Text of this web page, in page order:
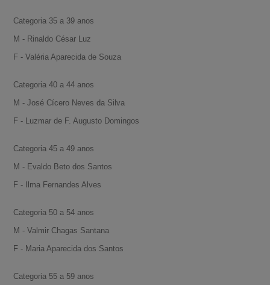
Categoria 35 a 39 anos
M - Rinaldo César Luz
F - Valéria Aparecida de Souza
Categoria 40 a 44 anos
M - José Cícero Neves da Silva
F - Luzmar de F. Augusto Domingos
Categoria 45 a 49 anos
M - Evaldo Beto dos Santos
F - Ilma Fernandes Alves
Categoria 50 a 54 anos
M - Valmir Chagas Santana
F - Maria Aparecida dos Santos
Categoria 55 a 59 anos